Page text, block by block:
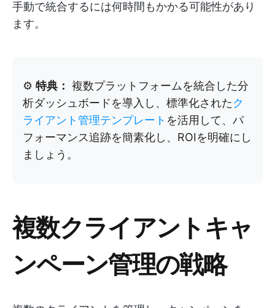
手動で統合するには何時間もかかる可能性があり
ます。
⚙️ 特典： 複数プラットフォームを統合した分
析ダッシュボードを導入し、標準化されたク
ライアント管理テンプレート を活用して、パ
フォーマンス追跡を簡素化し、ROIを明確にし
ましょう。
複数クライアントキャ
ンペーン管理の戦略